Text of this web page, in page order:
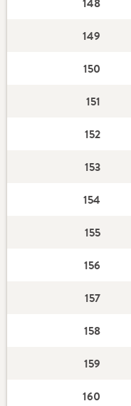
148
149
150
151
152
153
154
155
156
157
158
159
160